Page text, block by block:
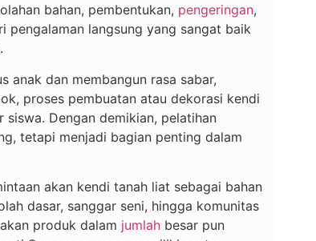
bahan, pembentukan, pengeringan,
pengalaman langsung yang sangat baik
anak dan membangun rasa sabar,
proses pembuatan atau dekorasi kendi
Dengan demikian, pelatihan
tetapi menjadi bagian penting dalam
akan kendi tanah liat sebagai bahan
dasar, sanggar seni, hingga komunitas
produk dalam jumlah besar pun